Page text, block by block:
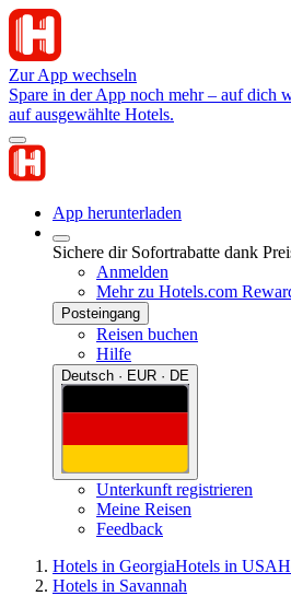
Zur App wechseln
Spare in der App noch mehr – auf dich
auf ausgewählte Hotels.
App herunterladen
Sichere dir Sofortrabatte dank
Anmelden
Mehr zu Hotels.com
Posteingang
Reisen buchen
Hilfe
Deutsch · EUR · DE
Unterkunft registrieren
Meine Reisen
Feedback
Hotels in GeorgiaHotels in USA
Hotels in Savannah